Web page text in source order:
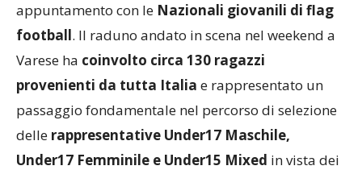
appuntamento con le Nazionali giovanili di flag
football. Il raduno andato in scena nel weekend a
Varese ha coinvolto circa 130 ragazzi
provenienti da tutta Italia e rappresentato un
passaggio fondamentale nel percorso di selezione
delle rappresentative Under17 Maschile,
Under17 Femminile e Under15 Mixed in vista dei